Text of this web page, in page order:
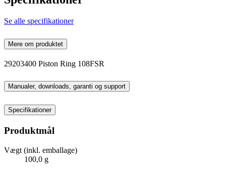
Se alle specifikationer
Mere om produktet
29203400 Piston Ring 108FSR
Manualer, downloads, garanti og support
Specifikationer
Produktmål
Vægt (inkl. emballage)
100,0 g